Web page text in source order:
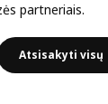
partneriais.
Atsisakyti visų